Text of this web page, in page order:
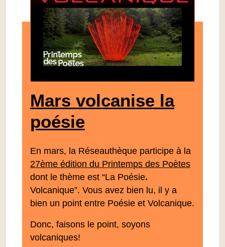
Mars volcanise la
poésie
En mars, la Réseauthèque participe à la
27ème édition du Printemps des Poètes
dont le thème est “La Poésie.
Volcanique”. Vous avez bien lu, il y a
bien un point entre Poésie et Volcanique.
Donc, faisons le point, soyons
volcaniques!